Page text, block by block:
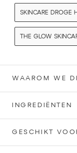
SKINCARE DROGE
THE GLOW
WAAROM WE
INGREDIËNTEN
GESCHIKT